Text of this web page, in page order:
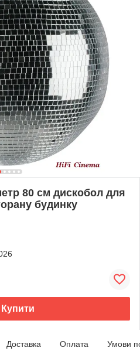
80 см дискобол для
будинку
Купити
Доставка Оплата Умови